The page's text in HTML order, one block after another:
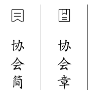
协
会
简
协
会
章